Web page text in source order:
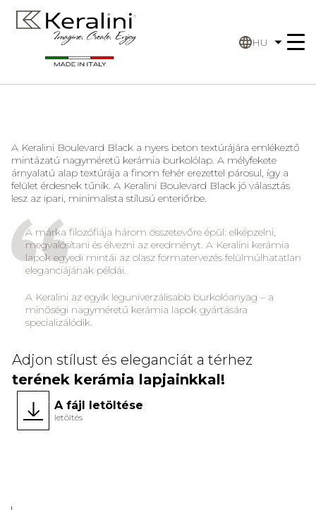
HU
A Keralini Boulevard Black a nyers beton textúrájára emlékeztő
mintázatú nagyméretű kerámia burkolólap. A mélyfekete
árnyalatú alap textúrája a finom fehér erezettel párosul, így a
felület érdesnek tűnik. A Keralini Boulevard Black jó választás
lesz az ipari, minimalista stílusú enteriőrbe.
A márka filozófiája három összetevőre épül: elképzelni,
megvalósítani és élvezni az eredményt. A Keralini kerámia
lapok egyedi mintái az olasz formatervezés felülmúlhatatlan
eleganciájának példái.
A Keralini az egyik leguniverzálisabb burkolóanyag – a
minőségi nagyméretű kerámia lapok gyártására
specializálódik.
Adjon stílust és eleganciát a térhez
terének kerámia lapjainkkal!
A fájl letöltése
letöltés